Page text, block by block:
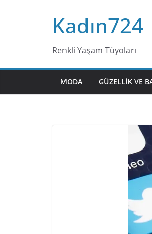
Kadın724
Renkli Yaşam Tüyoları
MODA GÜZELLIK VE